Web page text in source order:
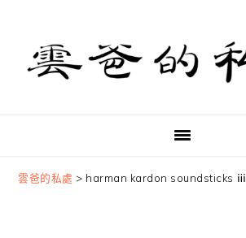
primary
navigation
content
primary
sidebar
雲爸的私處 > harman kardon soundsticks ⅲ